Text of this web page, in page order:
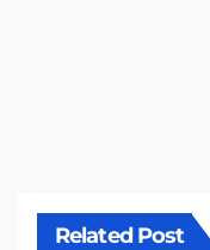
Related Post